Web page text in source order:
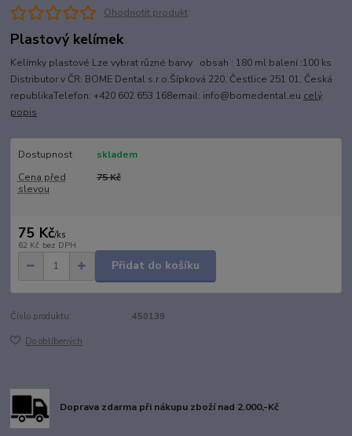
Ohodnotit produkt
Plastový kelímek
Kelímky plastové Lze vybrat různé barvy obsah : 180 ml balení :100 ks
Distributor v ČR: BOME Dental s.r.o.Šípková 220, Čestlice 251 01, Česká
republikaTelefon: +420 602 653 168email: info@bomedental.eu celý
popis
Dostupnost
skladem
Cena před
slevou
75 Kč
75 Kč/ks
62 Kč bez DPH
Přidat do košíku
Číslo produktu: 450139
Do oblíbených
Doprava zdarma při nákupu zboží nad 2.000,-Kč